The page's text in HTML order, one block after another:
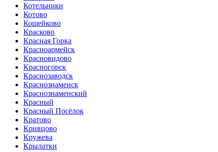
Котельники
Котово
Кощейково
Красково
Красная Горка
Красноармейск
Красновидово
Красногорск
Краснозаводск
Краснознаменск
Краснознаменский
Красный
Красный Посёлок
Кратово
Кривцово
Кружева
Крылатки